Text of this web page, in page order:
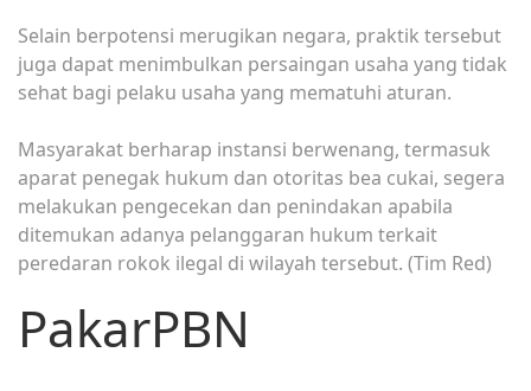
Selain berpotensi merugikan negara, praktik tersebut
juga dapat menimbulkan persaingan usaha yang tidak
sehat bagi pelaku usaha yang mematuhi aturan.
Masyarakat berharap instansi berwenang, termasuk
aparat penegak hukum dan otoritas bea cukai, segera
melakukan pengecekan dan penindakan apabila
ditemukan adanya pelanggaran hukum terkait
peredaran rokok ilegal di wilayah tersebut. (Tim Red)
PakarPBN